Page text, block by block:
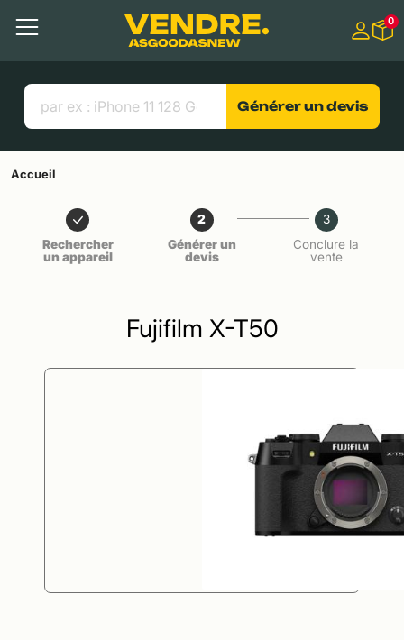
Contenu principal
Menu
Liens utiles
0
Générer un devis
Accueil
Rechercher
un appareil
2
Générer un
devis
3
Conclure la
vente
Fujifilm X-T50